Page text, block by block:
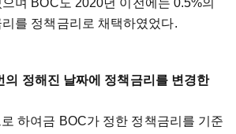
며 BOC도 2020년 이전에는 0.5%의
를 정책금리로 채택하였었다.
의 정해진 날짜에 정책금리를 변경한
하여금 BOC가 정한 정책금리를 기준